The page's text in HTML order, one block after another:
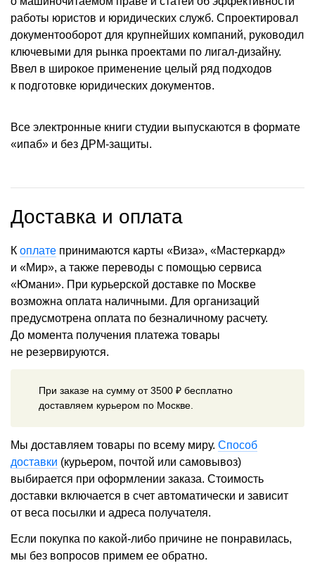
работы юристов и юридических служб. Спроектировал
документооборот для крупнейших компаний, руководил
ключевыми для рынка проектами по лигал-дизайну.
Ввел в широкое применение целый ряд подходов
к подготовке юридических документов.
Все электронные книги студии выпускаются в формате
«ипаб» и без ДРМ-защиты.
Доставка и оплата
К оплате принимаются карты «Виза», «Мастеркард»
и «Мир», а также переводы с помощью сервиса
«Юмани». При курьерской доставке по Москве
возможна оплата наличными. Для организаций
предусмотрена оплата по безналичному расчету.
До момента получения платежа товары
не резервируются.
При заказе на сумму от 3500 ₽ бесплатно
доставляем курьером по Москве.
Мы доставляем товары по всему миру. Способ
доставки (курьером, почтой или самовывоз)
выбирается при оформлении заказа. Стоимость
доставки включается в счет автоматически и зависит
от веса посылки и адреса получателя.
Если покупка по какой-либо причине не понравилась,
мы без вопросов примем ее обратно.